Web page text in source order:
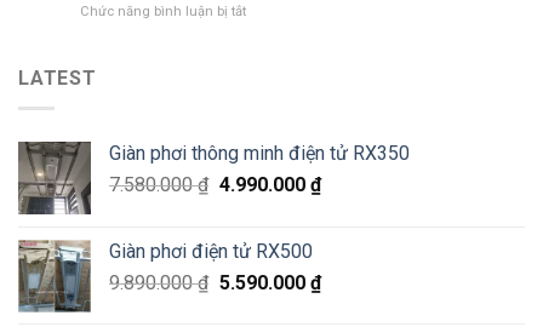
số
minh
Đống
Đa
Chức năng bình luận bị tắtở
Đông
–
Siêu
chỉ
200K
LATEST
Giàn phơi thông minh điện tử RX350
7.580.000₫ 4.990.000 ₫
Giàn phơi điện tử RX500
9.890.000₫ 5.590.000 ₫